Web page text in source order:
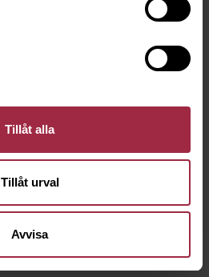
Tillåt alla
Tillåt urval
Avvisa